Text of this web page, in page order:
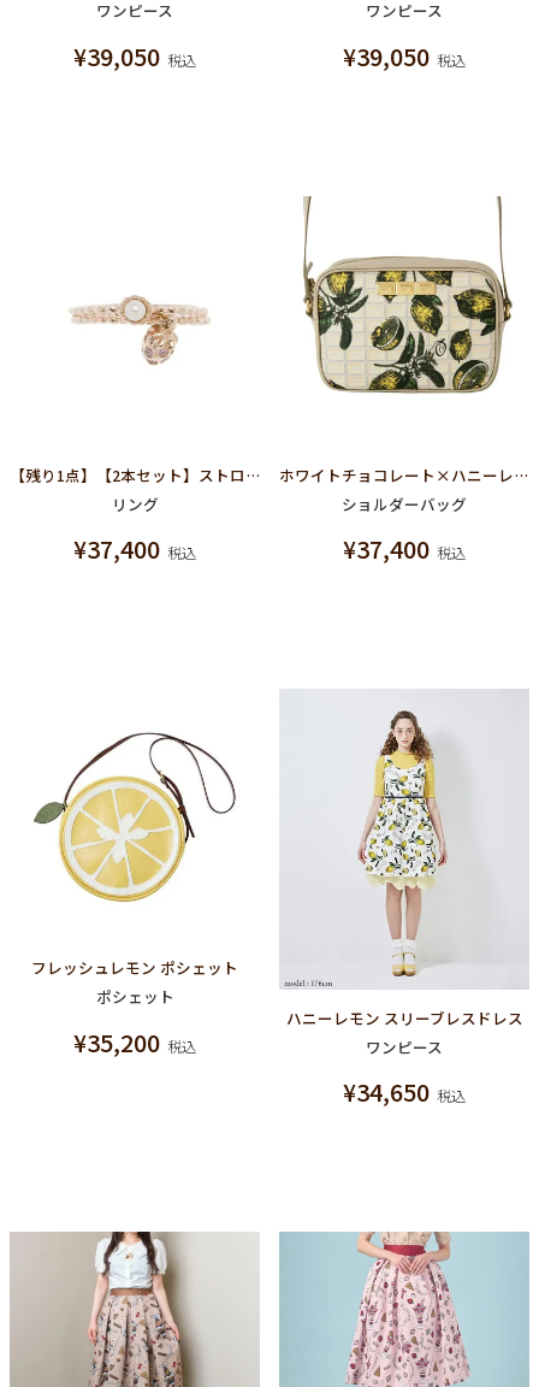
ワンピース
¥39,050 税込
ワンピース
¥39,050 税込
【残り1点】【2本セット】ストロベリーミルク リング (K10ピンクゴールド)
リング
¥37,400 税込
ホワイトチョコレート×ハニーレモン ミニクロスボディーバッグ
ショルダーバッグ
¥37,400 税込
フレッシュレモン ポシェット
ポシェット
¥35,200 税込
ハニーレモン スリーブレスドレス
ワンピース
¥34,650 税込